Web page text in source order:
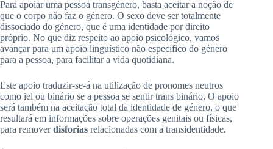
Para apoiar uma pessoa transgénero, basta aceitar a noção de
que o corpo não faz o género. O sexo deve ser totalmente
dissociado do género, que é uma identidade por direito
próprio. No que diz respeito ao apoio psicológico, vamos
avançar para um apoio linguístico não específico do género
para a pessoa, para facilitar a vida quotidiana.
Este apoio traduzir-se-á na utilização de pronomes neutros
como iel ou binário se a pessoa se sentir trans binário. O apoio
será também na aceitação total da identidade de género, o que
resultará em informações sobre operações genitais ou físicas,
para removerdisforias relacionadas com a transidentidade.